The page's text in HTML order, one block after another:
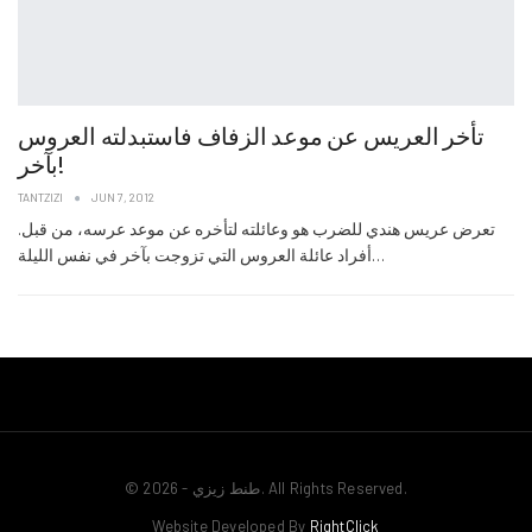
تأخر العريس عن موعد الزفاف فاستبدلته العروس
بآخر!
TANTZIZI JUN 7, 2012
.تعرض عريس هندي للضرب هو وعائلته لتأخره عن موعد عرسه، من قبل
أفراد عائلة العروس التي تزوجت بآخر في نفس الليلة…
© 2026 - طنط زيزي. All Rights Reserved.
Website Developed By RightClick